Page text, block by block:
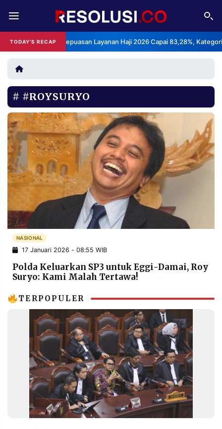
TODAY'S RECAP
BPS: Indeks Kepuasan Layanan Haji 2026 Capai 83,28%, Kategori
REDAKSI TENTANG
RESOLUSI IKLAN
RUBRIKASI
EDITORIAL AKSARA
FINANSIA PERSONA
DAERAH NASIONAL
MANCA SPORT
INFORMASI
PRIVACY
POLICY
BERITA
WARGA
INFORMASI
IKLAN
KIRIM
PENGADUAN TERM
OF
KAMI
#ROYSURYO
NASIONAL
17 Januari 2026 - 08:55 WIB
Polda Keluarkan SP3 untuk Eggi-Damai, Roy
Suryo: Kami Malah Tertawa!
TERPOPULER